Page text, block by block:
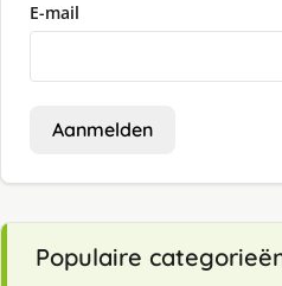
E-mail
Aanmelden
Populaire